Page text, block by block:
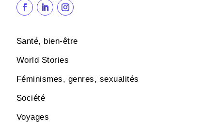
Santé, bien-être
World Stories
Féminismes, genres, sexualités
Société
Voyages